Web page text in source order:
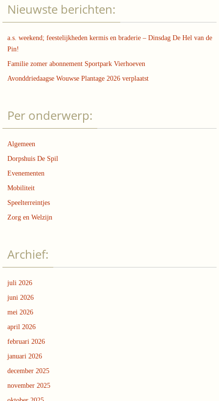
Nieuwste berichten:
a.s. weekend; feestelijkheden kermis en braderie – Dinsdag De Hel van de
Pin!
Familie zomer abonnement Sportpark Vierhoeven
Avonddriedaagse Wouwse Plantage 2026 verplaatst
Per onderwerp:
Algemeen
Dorpshuis De Spil
Evenementen
Mobiliteit
Speelterreintjes
Zorg en Welzijn
Archief:
juli 2026
juni 2026
mei 2026
april 2026
februari 2026
januari 2026
december 2025
november 2025